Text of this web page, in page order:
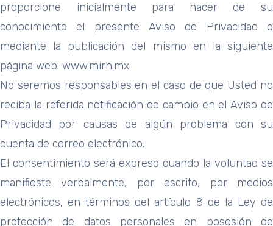
proporcione inicialmente para hacer de su
conocimiento el presente Aviso de Privacidad o
mediante la publicación del mismo en la siguiente
página web: www.mirh.mx
No seremos responsables en el caso de que Usted no
reciba la referida notificación de cambio en el Aviso de
Privacidad por causas de algún problema con su
cuenta de correo electrónico.
El consentimiento será expreso cuando la voluntad se
manifieste verbalmente, por escrito, por medios
electrónicos, en términos del artículo 8 de la Ley de
protección de datos personales en posesión de